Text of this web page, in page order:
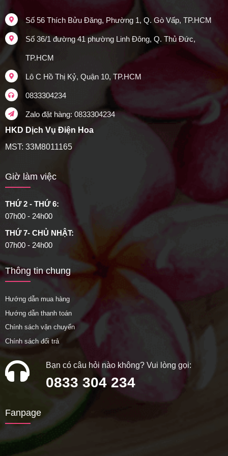
Số 56 Thích Bửu Đăng, Phường 1, Q. Gò Vấp, TP.HCM
Số 36/1 đường 41 phường Linh Đông, Q. Thủ Đức,
TP.HCM
Lô C Hồ Thị Kỷ, Quận 10, TP.HCM
0833304234
Zalo đặt hàng: 0833304234
HKD Dịch Vụ Điện Hoa
MST: 33M8011165
Giờ làm việc
THỨ 2 - THỨ 6:
07h00 - 24h00
THỨ 7- CHỦ NHẬT:
07h00 - 24h00
Thông tin chung
Hướng dẫn mua hàng
Hướng dẫn thanh toán
Chính sách vận chuyển
Chính sách đổi trả
Bạn có câu hỏi nào không? Vui lòng gọi:
0833 304 234
Fanpage